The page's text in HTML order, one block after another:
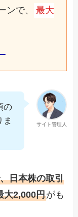
ンで、
最大
サイト管理人
の
ま
日本株の取引
大2,000円がも